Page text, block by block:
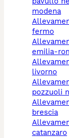
modena
allevamento cani
fermo
allevamento cani
emilia-
allevamenti cani
livorno
allevamento cani
pozzuoli
allevamento cani
brescia
allevamento cani
catanzaro